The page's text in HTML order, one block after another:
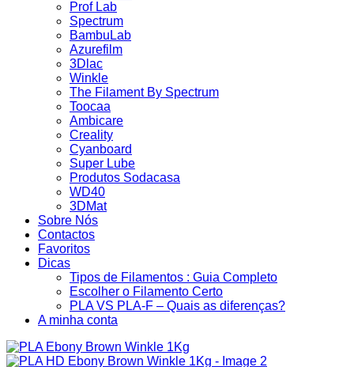
Prof Lab
Spectrum
BambuLab
Azurefilm
3Dlac
Winkle
The Filament By Spectrum
Toocaa
Ambicare
Creality
Cyanboard
Super Lube
Produtos Sodacasa
WD40
3DMat
Sobre Nós
Contactos
Favoritos
Dicas
Tipos de Filamentos : Guia Completo
Escolher o Filamento Certo
PLA VS PLA-F – Quais as diferenças?
A minha conta